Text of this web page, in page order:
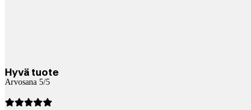
Hyvä tuote
Arvosana 5/5